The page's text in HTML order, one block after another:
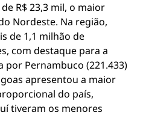
R$ 23,3 mil, o maior
Nordeste. Na região,
de 1,1 milhão de
com destaque para a
por Pernambuco (221.433)
apresentou a maior
do país,
tiveram os menores